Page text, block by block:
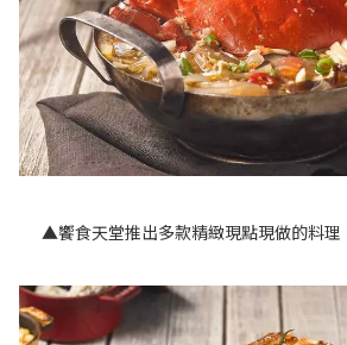
▲饗食天堂推出多款精緻現點現做的料理